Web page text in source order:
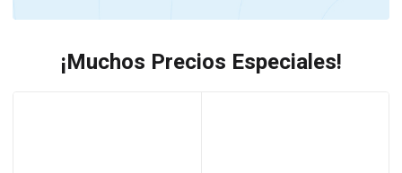
¡Muchos Precios Especiales!